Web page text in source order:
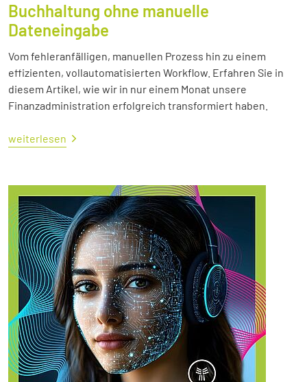
Buchhaltung ohne manuelle
Dateneingabe
Vom fehleranfälligen, manuellen Prozess hin zu einem
effizienten, vollautomatisierten Workflow. Erfahren Sie in
diesem Artikel, wie wir in nur einem Monat unsere
Finanzadministration erfolgreich transformiert haben.
weiterlesen